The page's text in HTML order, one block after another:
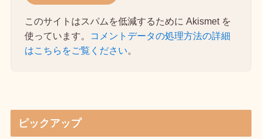
このサイトはスパムを低減するために Akismet を
使っています。
コメントデータの処理方法の詳細
はこちらをご覧ください。
ピックアップ